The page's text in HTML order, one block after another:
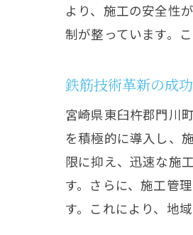
より、施工の安全性
制が整っています。
鉄筋技術革新の成
宮崎県東臼杵郡門川
を積極的に導入し、
限に抑え、迅速な施
す。さらに、施工管
す。これにより、地